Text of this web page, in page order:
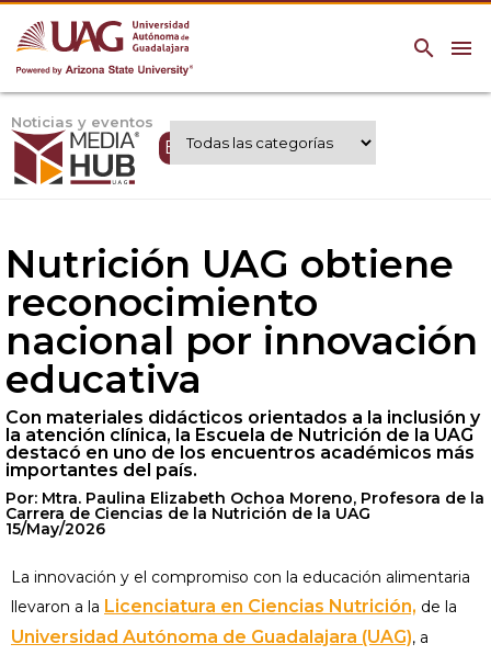
menu
search
Noticias y eventos
Expertos UAG
Nutrición UAG obtiene
reconocimiento
nacional por innovación
educativa
Con materiales didácticos orientados a la inclusión y
la atención clínica, la Escuela de Nutrición de la UAG
destacó en uno de los encuentros académicos más
importantes del país.
Por: Mtra. Paulina Elizabeth Ochoa Moreno, Profesora de la
Carrera de Ciencias de la Nutrición de la UAG
15/May/2026
La innovación y el compromiso con la educación alimentaria
llevaron a la Licenciatura en Ciencias Nutrición, de la
Universidad Autónoma de Guadalajara (UAG), a